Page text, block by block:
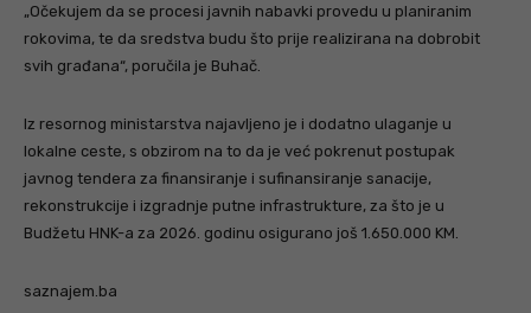
„Očekujem da se procesi javnih nabavki provedu u planiranim
rokovima, te da sredstva budu što prije realizirana na dobrobit
svih građana“, poručila je Buhač.
Iz resornog ministarstva najavljeno je i dodatno ulaganje u
lokalne ceste, s obzirom na to da je već pokrenut postupak
javnog tendera za finansiranje i sufinansiranje sanacije,
rekonstrukcije i izgradnje putne infrastrukture, za što je u
Budžetu HNK-a za 2026. godinu osigurano još 1.650.000 KM.
saznajem.ba